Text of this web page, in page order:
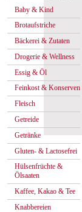
Baby & Kind
Brotaufstriche
Bäckerei & Zutaten
Drogerie & Wellness
Essig & Öl
Feinkost & Konserven
Fleisch
Getreide
Getränke
Gluten- & Lactosefrei
Hülsenfrüchte &
Ölsaaten
Kaffee, Kakao & Tee
Knabbereien